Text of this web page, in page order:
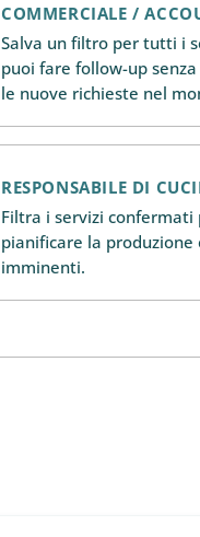
COMMERCIALE /
Salva un filtro per tutti i
puoi fare follow-up
le nuove richieste nel
RESPONSABILE DI
Filtra i servizi
pianificare la produzione
imminenti.